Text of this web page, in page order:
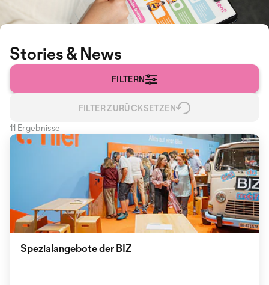
Stories & News
FILTERN
FILTER ZURÜCKSETZEN
11 Ergebnisse
Spezialangebote der BIZ